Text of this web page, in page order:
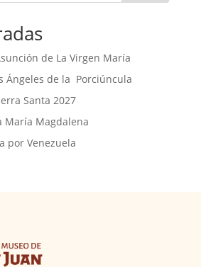
de La Virgen María
Ángeles de la Porciúncula
Santa 2027
María Magdalena
por Venezuela